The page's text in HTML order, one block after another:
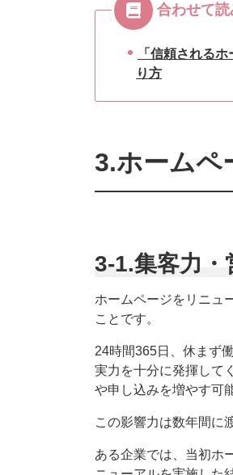
合わせて
「信頼される
り方
3.ホームペ
3-1.集客力・
ホームページをリニュ
ことです。
24時間365日、休まず
実力を十分に発揮して
や申し込みを増やす可
この影響力は数年間に
ある企業では、当初ホ